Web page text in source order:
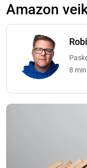
Amazon
8